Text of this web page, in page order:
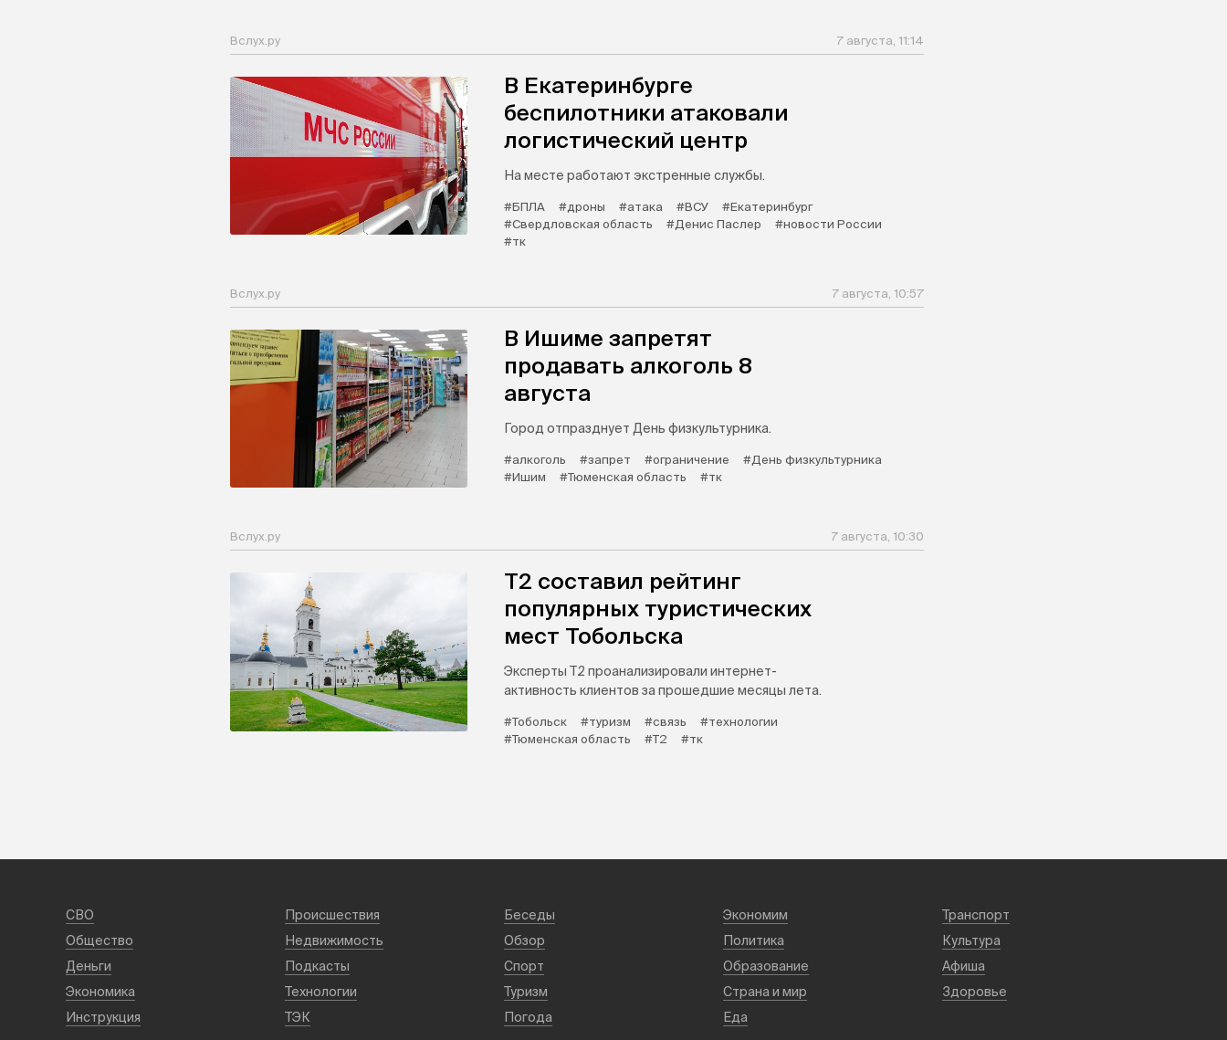
Вслух.ру 7 августа, 11:14
В Екатеринбурге
беспилотники атаковали
логистический центр
На месте работают экстренные службы.
#БПЛА #дроны #атака #ВСУ
#Екатеринбург
#Свердловская область
#Денис Паслер
#новости России
#тк
Вслух.ру 7 августа, 10:57
В Ишиме запретят
продавать алкоголь 8
августа
Город отпразднует День физкультурника.
#алкоголь #запрет #ограничение
#День физкультурника
#Ишим
#Тюменская область #тк
Вслух.ру 7 августа, 10:30
Т2 составил рейтинг
популярных туристических
мест Тобольска
Эксперты Т2 проанализировали интернет-
активность клиентов за прошедшие месяцы лета.
#Тобольск #туризм #связь
#технологии
#Тюменская область
#Т2 #тк
СВО Происшествия Беседы Экономим
Транспорт
Общество
Недвижимость Обзор Политика
Культура
Деньги
Подкасты Спорт Образование
Афиша
Экономика
Технологии Туризм Страна и мир
Здоровье
Инструкция
ТЭК Погода Еда